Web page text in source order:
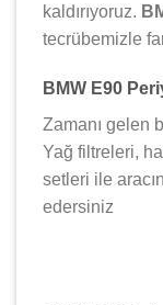
kaldırıyoruz.
tecrübemizle
BMW E90
Zamanı gelen
Yağ filtreleri,
setleri ile
edersiniz